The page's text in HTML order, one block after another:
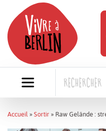
content
Accueil » Sortir » Raw Gelände :